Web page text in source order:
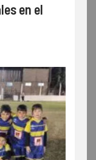
en el